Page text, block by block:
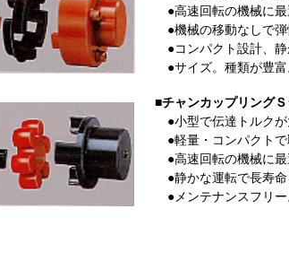
●高速回転の機械に最
●機械の移動なしで弾
●コンパクト設計、静
●サイズ。種類が豊富
■チャンカップリング
●小型で伝達トルクが
●軽量・コンパクトで
●高速回転の機械に最
●静かな運転で長寿命
●メンテナンスフリー